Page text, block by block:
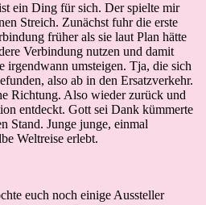
ein Ding für sich. Der spielte mir
Streich. Zunächst fuhr die erste
früher als sie laut Plan hätte
Verbindung nutzen und damit
irgendwann umsteigen. Tja, die sich
also ab in den Ersatzverkehr.
Richtung. Also wieder zurück und
entdeckt. Gott sei Dank kümmerte
Stand. Junge junge, einmal
Weltreise erlebt.
euch noch einige Aussteller